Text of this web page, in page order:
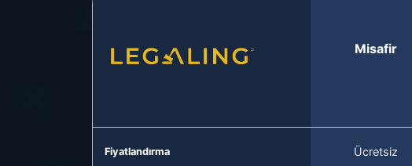
Misafir
Fiyatlandırma Ücretsiz